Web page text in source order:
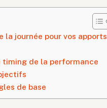
la journée pour vos apports
timing de la performance
de base